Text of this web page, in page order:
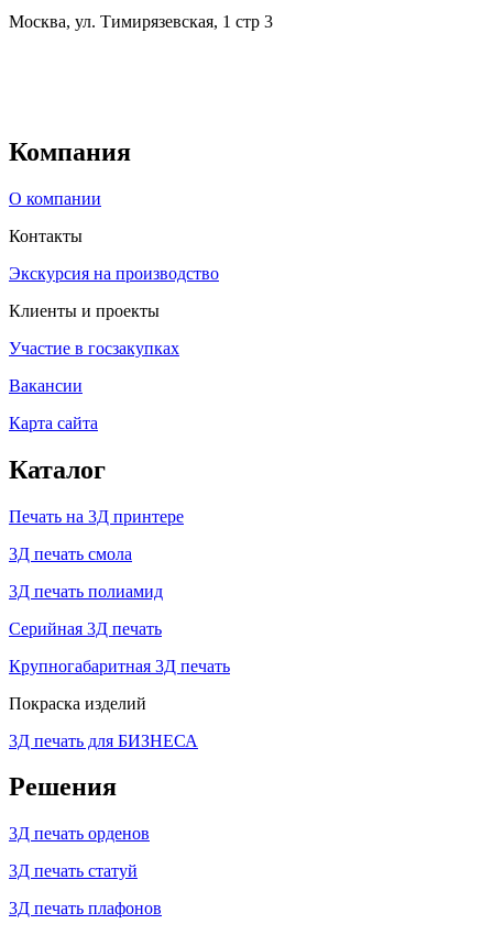
Москва, ул. Тимирязевская, 1 стр 3
Компания
О компании
Контакты
Экскурсия на производство
Клиенты и проекты
Участие в госзакупках
Вакансии
Карта сайта
Каталог
Печать на 3Д принтере
3Д печать смола
3Д печать полиамид
Серийная 3Д печать
Крупногабаритная 3Д печать
Покраска изделий
3Д печать для БИЗНЕСА
Решения
3Д печать орденов
3Д печать статуй
3Д печать плафонов